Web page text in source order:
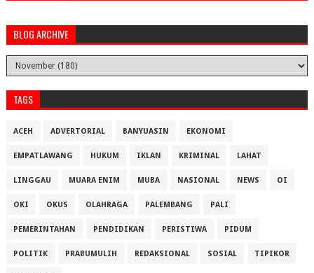
BLOG ARCHIVE
TAGS
ACEH ADVERTORIAL BANYUASIN EKONOMI
EMPATLAWANG HUKUM IKLAN KRIMINAL LAHAT
LINGGAU MUARA ENIM MUBA NASIONAL NEWS OI
OKI OKUS OLAHRAGA PALEMBANG PALI
PEMERINTAHAN PENDIDIKAN PERISTIWA PIDUM
POLITIK PRABUMULIH REDAKSIONAL SOSIAL TIPIKOR